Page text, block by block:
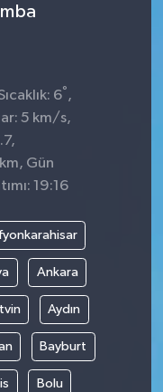
6°,
5 km/s,
Gün
19:16
Ankara
Aydın
Bayburt
Bolu